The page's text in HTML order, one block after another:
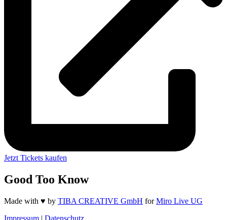
Jetzt Tickets kaufen
Good Too Know
Made with ♥️ by TIBA CREATIVE GmbH forMiro Live UG
Impressum | Datenschutz